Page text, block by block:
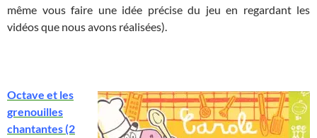
même vous faire une idée précise du jeu en regardant les
vidéos que nous avons réalisées).
Octave et les
grenouilles
chantantes (2